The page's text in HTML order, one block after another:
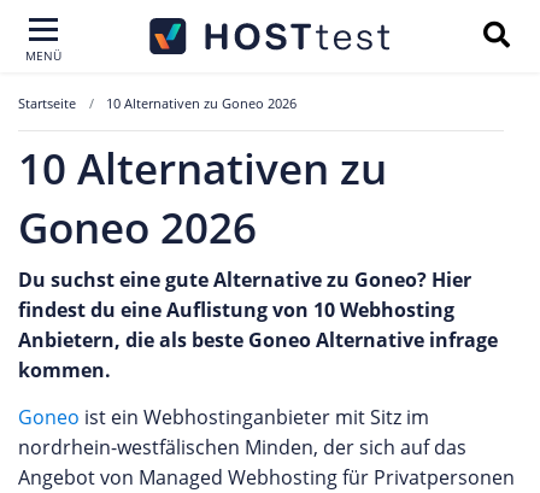
MENÜ
Startseite 10 Alternativen zu Goneo 2026
10 Alternativen zu
Goneo 2026
Du suchst eine gute Alternative zu Goneo? Hier
findest du eine Auflistung von 10 Webhosting
Anbietern, die als beste Goneo Alternative infrage
kommen.
Goneo ist ein Webhostinganbieter mit Sitz im
nordrhein-westfälischen Minden, der sich auf das
Angebot von Managed Webhosting für Privatpersonen